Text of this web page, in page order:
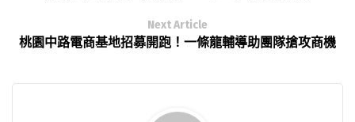
Next Article
桃園中路電商基地招募開跑！一條龍輔導助團隊搶攻商機